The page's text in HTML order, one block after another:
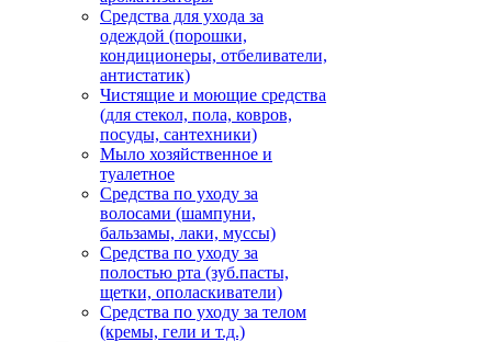
Средства для ухода за
одеждой (порошки,
кондиционеры, отбеливатели,
антистатик)
Чистящие и моющие средства
(для стекол, пола, ковров,
посуды, сантехники)
Мыло хозяйственное и
туалетное
Средства по уходу за
волосами (шампуни,
бальзамы, лаки, муссы)
Средства по уходу за
полостью рта (зуб.пасты,
щетки, ополаскиватели)
Средства по уходу за телом
(кремы, гели и т.д.)